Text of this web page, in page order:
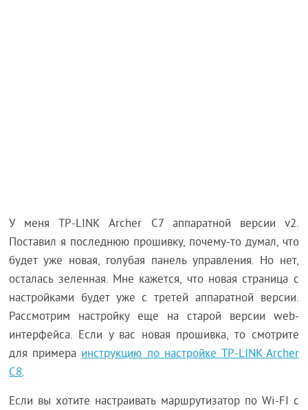
У меня TP-LINK Archer C7 аппаратной версии v2.
Поставил я последнюю прошивку, почему-то думал, что
будет уже новая, голубая панель управления. Но нет,
осталась зеленная. Мне кажется, что новая страница с
настройками будет уже с третей аппаратной версии.
Рассмотрим настройку еще на старой версии web-
интерфейса. Если у вас новая прошивка, то смотрите
для примераинструкцию по настройке TP-LINK Archer
C8.
Если вы хотите настраивать маршрутизатор по Wi-FI с